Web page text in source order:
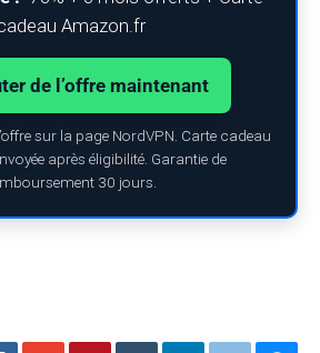
Amazon.fr
de l’offre maintenant
sur la page NordVPN. Carte cadeau
après éligibilité. Garantie de
30 jours.